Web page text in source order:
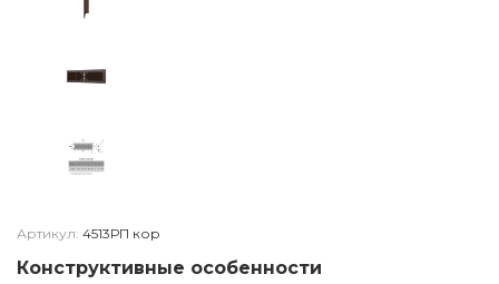
Артикул: 4513РП кор
Конструктивные особенности